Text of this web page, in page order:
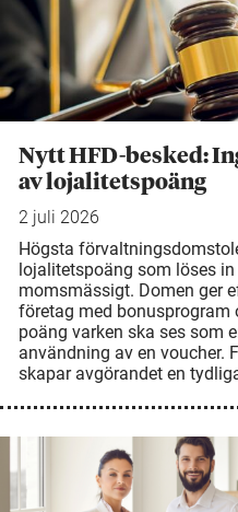
Nytt HFD-besked:
av lojalitetspoäng
2 juli 2026
Högsta
lojalitetspoäng som löses
momsmässigt. Domen ger
företag med bonusprogram
poäng varken ska ses som
användning av en voucher.
skapar avgörandet en